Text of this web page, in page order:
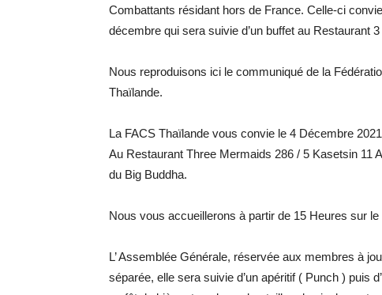
Combattants résidant hors de France. Celle-ci
décembre qui sera suivie d’un buffet au Restaurant
Nous reproduisons ici le communiqué de la
Thaïlande.
La FACS Thaïlande vous convie le 4 Décembre
Au Restaurant Three Mermaids 286 / 5 Kasetsin 11
du Big Buddha.
Nous vous accueillerons à partir de 15 Heures sur le
L’ Assemblée Générale, réservée aux membres à
séparée, elle sera suivie d’un apéritif ( Punch ) puis